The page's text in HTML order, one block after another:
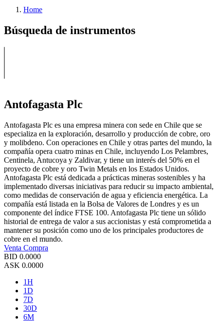
Home
Búsqueda de instrumentos
Antofagasta Plc
Antofagasta Plc es una empresa minera con sede en Chile que se
especializa en la exploración, desarrollo y producción de cobre, oro
y molibdeno. Con operaciones en Chile y otras partes del mundo, la
compañía opera cuatro minas en Chile, incluyendo Los Pelambres,
Centinela, Antucoya y Zaldivar, y tiene un interés del 50% en el
proyecto de cobre y oro Twin Metals en los Estados Unidos.
Antofagasta Plc está dedicada a prácticas mineras sostenibles y ha
implementado diversas iniciativas para reducir su impacto ambiental,
como medidas de conservación de agua y eficiencia energética. La
compañía está listada en la Bolsa de Valores de Londres y es un
componente del índice FTSE 100. Antofagasta Plc tiene un sólido
historial de entrega de valor a sus accionistas y está comprometida a
mantener su posición como uno de los principales productores de
cobre en el mundo.
Venta Compra
BID 0.0000
ASK 0.0000
1H
1D
7D
30D
6M